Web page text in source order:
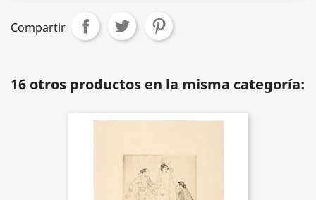
Compartir
16 otros productos en la misma categoría: